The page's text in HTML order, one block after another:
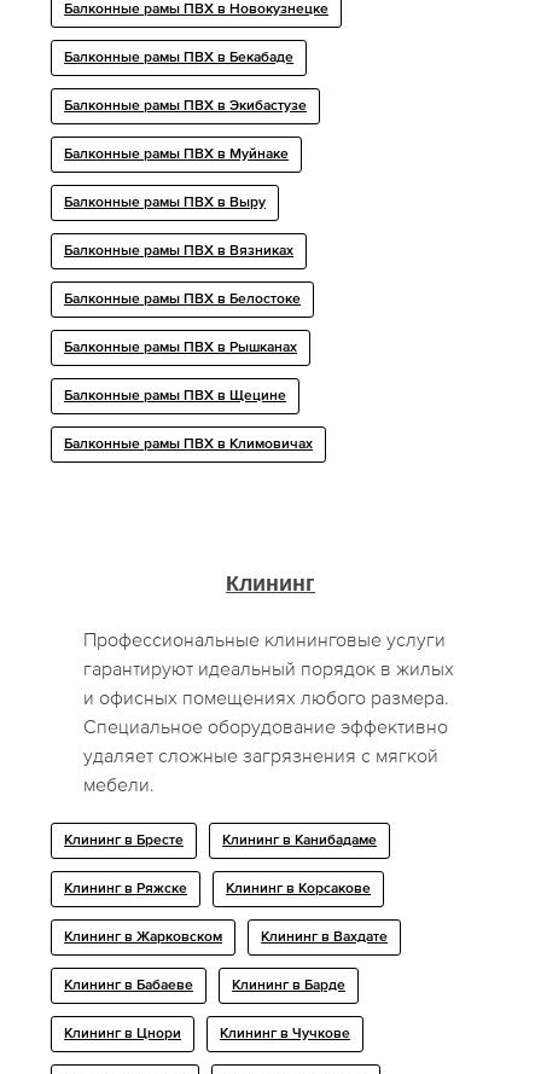
Балконные рамы ПВХ в Новокузнецке
Балконные рамы ПВХ в Бекабаде
Балконные рамы ПВХ в Экибастузе
Балконные рамы ПВХ в Муйнаке
Балконные рамы ПВХ в Выру
Балконные рамы ПВХ в Вязниках
Балконные рамы ПВХ в Белостоке
Балконные рамы ПВХ в Рышканах
Балконные рамы ПВХ в Щецине
Балконные рамы ПВХ в Климовичах
Клининг
Профессиональные клининговые услуги
гарантируют идеальный порядок в жилых
и офисных помещениях любого размера.
Специальное оборудование эффективно
удаляет сложные загрязнения с мягкой
мебели.
Клининг в Бресте Клининг в Канибадаме
Клининг в Ряжске Клининг в Корсакове
Клининг в Жарковском Клининг в Вахдате
Клининг в Бабаеве Клининг в Барде
Клининг в Цнори Клининг в Чучкове